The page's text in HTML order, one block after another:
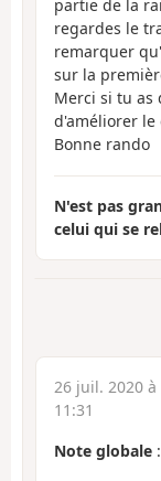
partie de la
regardes le
remarquer
sur la
Merci si tu as
d'améliorer le
Bonne rando
N'est pas
celui qui se
26 juil. 2020 à
11:31
Note globale :